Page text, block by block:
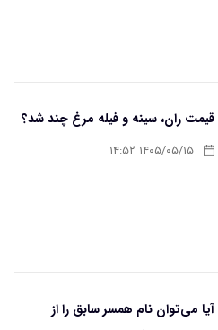
قیمت ران، سینه و فیله مرغ چند شد؟
۱۴۰۵/۰۵/۱۵ ۱۴:۵۲
آیا می‌توان نام همسر سابق را از